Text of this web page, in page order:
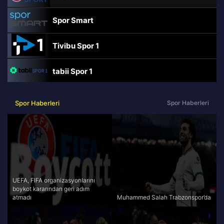
Spor Smart
Tivibu Spor 1
tabii Spor 1
tabii Spor
A Spor
Tivibu Spor
Spor Haberleri Spor Haberleri
UEFA, FIFA organizasyonlarını
boykot kararından geri adım
atmadı
Muhammed Salah Trabzonspor’da